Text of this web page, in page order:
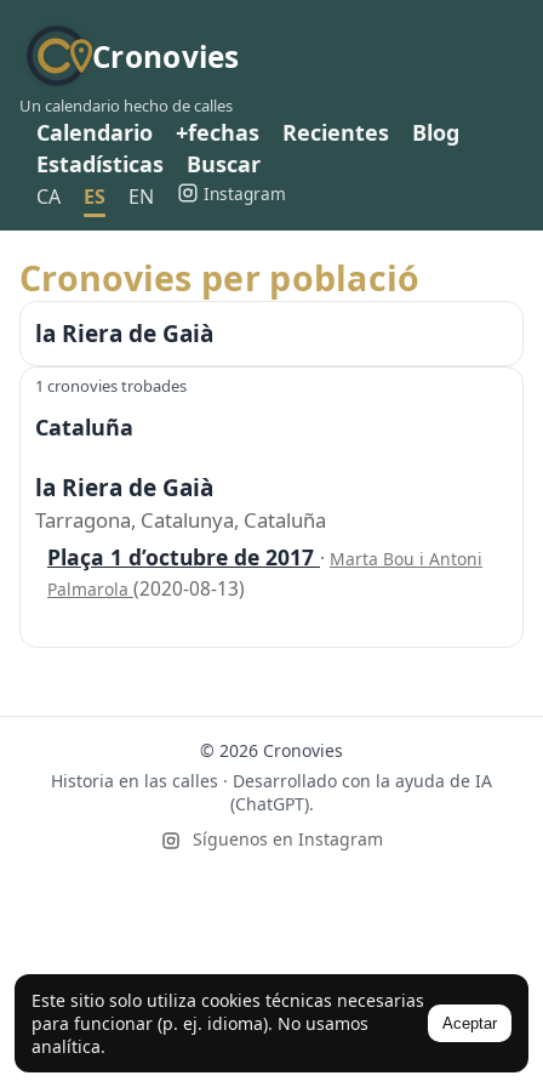
Cronovies
Un calendario hecho de calles
Calendario +fechas Recientes
Blog
Estadísticas
Buscar
CA ES EN Instagram
Este sitio solo utiliza cookies técnicas necesarias
para funcionar (p. ej. idioma). No usamos
analítica.
Aceptar
Cronovies per població
la Riera de Gaià
1 cronovies trobades
Cataluña
la Riera de Gaià
Tarragona, Catalunya, Cataluña
Plaça 1 d’octubre de 2017 · Marta Bou i Antoni
Palmarola (2020-08-13)
© 2026 Cronovies
Historia en las calles · Desarrollado con la ayuda de IA
(ChatGPT).
Síguenos en Instagram